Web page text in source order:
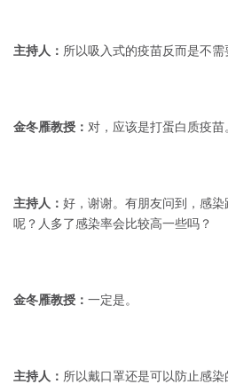
主持人： 所以吸入式的疫苗反而是不需
金冬雁教授： 对，应该是打蛋白质疫苗
主持人： 好，谢谢。有朋友问到，感
呢？人多了感染率会比较高一些吗？
金冬雁教授： 一定是。
主持人： 所以戴口罩还是可以防止感染